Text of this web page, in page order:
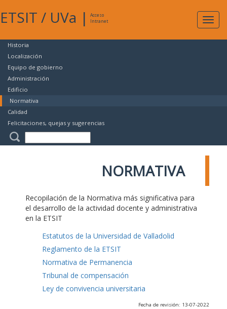
ETSIT / UVa |
Acceso
Intranet
Historia
Localización
Equipo de gobierno
Administración
Edificio
Normativa
Calidad
Felicitaciones, quejas y sugerencias
NORMATIVA
Recopilación de la Normativa más significativa para
el desarrollo de la actividad docente y administrativa
en la ETSIT
Estatutos de la Universidad de Valladolid
Reglamento de la ETSIT
Normativa de Permanencia
Tribunal de compensación
Ley de convivencia universitaria
Fecha de revisión: 13-07-2022